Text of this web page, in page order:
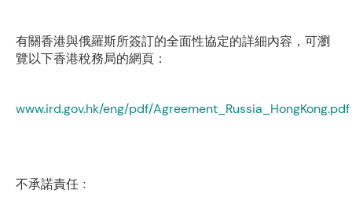
有關香港與俄羅斯所簽訂的全面性協定的詳細內容，可瀏
覽以下香港稅務局的網頁：
www.ird.gov.hk/eng/pdf/Agreement_Russia_HongKong.pdf
不承諾責任﹕